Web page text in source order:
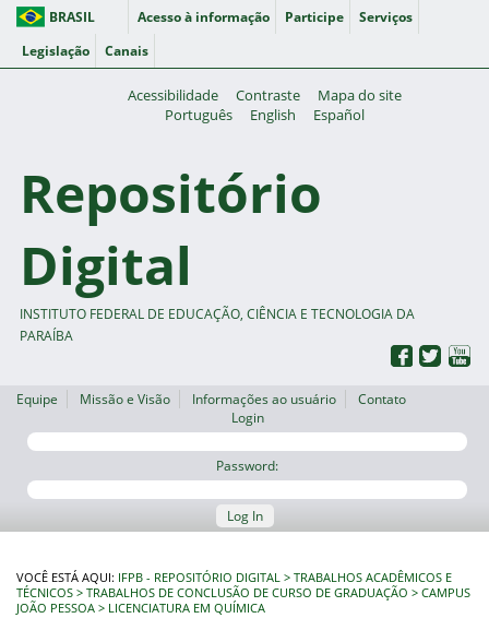
BRASIL Acesso à informação Participe
Serviços
Legislação
Canais
Acessibilidade Contraste
Mapa do site
Português
English Español
Repositório
Digital
INSTITUTO FEDERAL DE EDUCAÇÃO, CIÊNCIA E TECNOLOGIA DA
PARAÍBA
Equipe Missão e Visão Informações ao usuário
Contato
Login
Password:
Log In
VOCÊ ESTÁ AQUI: IFPB - REPOSITÓRIO DIGITAL
TRABALHOS ACADÊMICOS E
TÉCNICOS
TRABALHOS DE CONCLUSÃO DE CURSO DE GRADUAÇÃO
CAMPUS
JOÃO PESSOA
LICENCIATURA EM QUÍMICA